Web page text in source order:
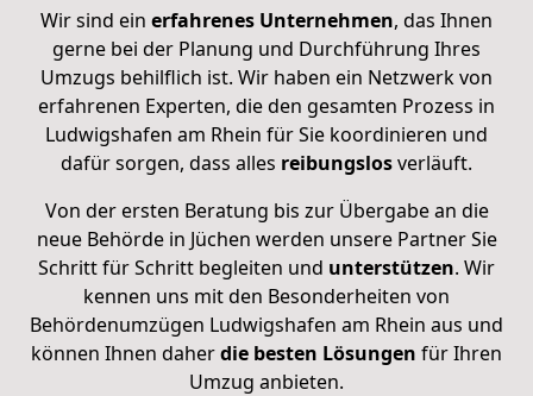
Wir sind ein erfahrenes Unternehmen, das Ihnen
gerne bei der Planung und Durchführung Ihres
Umzugs behilflich ist. Wir haben ein Netzwerk von
erfahrenen Experten, die den gesamten Prozess in
Ludwigshafen am Rhein für Sie koordinieren und
dafür sorgen, dass alles reibungslosverläuft.
Von der ersten Beratung bis zur Übergabe an die
neue Behörde in Jüchen werden unsere Partner Sie
Schritt für Schritt begleiten und unterstützen. Wir
kennen uns mit den Besonderheiten von
Behördenumzügen Ludwigshafen am Rhein aus und
können Ihnen daherdie besten Lösungen für Ihren
Umzug anbieten.